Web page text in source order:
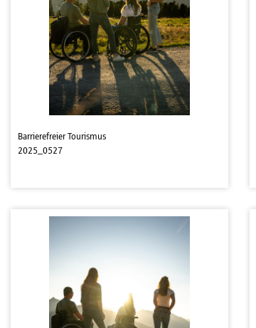
Barrierefreier Tourismus
2025_0527